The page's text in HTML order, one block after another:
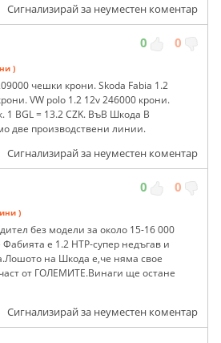
Сигнализирай за неуместен коментар
0 0
)
чешки крони. Skoda Fabia 1.2
VW polo 1.2 12v 246000 крони.
1 BGL = 13.2 CZK. ВъВ Шкода В
две производствени линии.
Сигнализирай за неуместен коментар
0 0
)
без модели за около 15-16 000
Фабията е 1.2 HTP-супер недъгав и
на Шкода е,че няма свое
от ГОЛЕМИТЕ.Винаги ще остане
Сигнализирай за неуместен коментар